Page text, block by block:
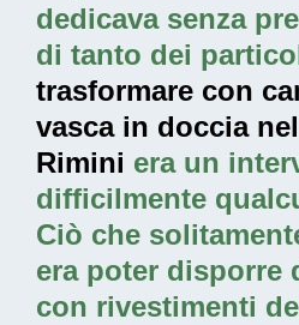
dedicava senza
di tanto dei
trasformare con
vasca in doccia
Rimini era un
difficilmente
Ciò che
era poter disporre
con rivestimenti